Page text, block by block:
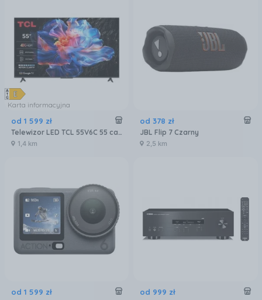
Karta informacyjna
od 1 599 zł
Telewizor LED TCL 55V6C 55 cali 4K UHD
1,4 km
od 378 zł
JBL Flip 7 Czarny
2,5 km
od 1 599 zł od 999 zł